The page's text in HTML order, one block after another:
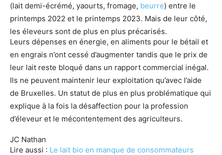
(lait demi-écrémé, yaourts, fromage, beurre) entre le
printemps 2022 et le printemps 2023. Mais de leur côté,
les éleveurs sont de plus en plus précarisés.
Leurs dépenses en énergie, en aliments pour le bétail et
en engrais n’ont cessé d’augmenter tandis que le prix de
leur lait reste bloqué dans un rapport commercial inégal.
Ils ne peuvent maintenir leur exploitation qu’avec l’aide
de Bruxelles. Un statut de plus en plus problématique qui
explique à la fois la désaffection pour la profession
d’éleveur et le mécontentement des agriculteurs.
JC Nathan
Lire aussi : Le lait bio en manque de consommateurs